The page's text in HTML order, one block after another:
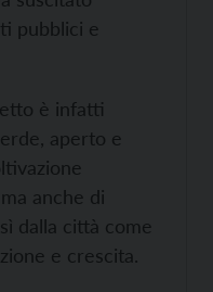
pubblici e
è infatti
aperto e
anche di
dalla città come
e crescita.